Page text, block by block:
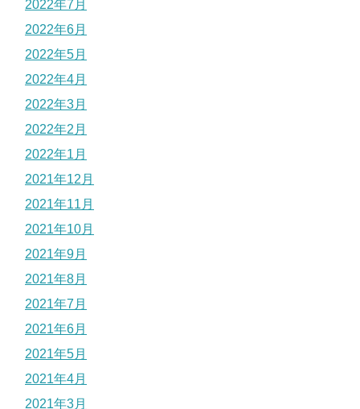
2022年7月
2022年6月
2022年5月
2022年4月
2022年3月
2022年2月
2022年1月
2021年12月
2021年11月
2021年10月
2021年9月
2021年8月
2021年7月
2021年6月
2021年5月
2021年4月
2021年3月